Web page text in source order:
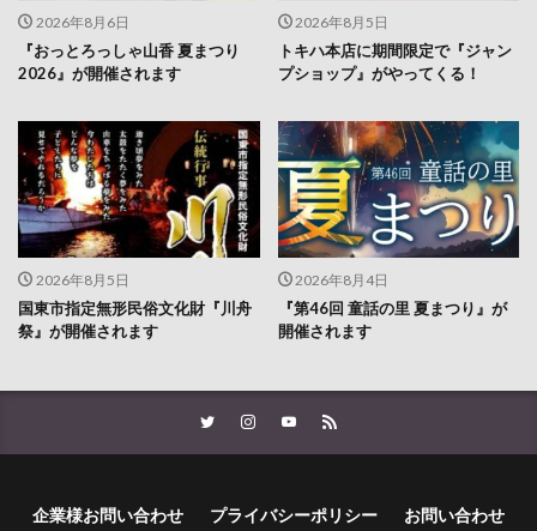
2026年8月6日
『おっとろっしゃ山香 夏まつり
2026』が開催されます
2026年8月5日
トキハ本店に期間限定で『ジャン
プショップ』がやってくる！
2026年8月5日
国東市指定無形民俗文化財『川舟
祭』が開催されます
2026年8月4日
『第46回 童話の里 夏まつり』が
開催されます
企業様お問い合わせ プライバシーポリシー お問い合わせ